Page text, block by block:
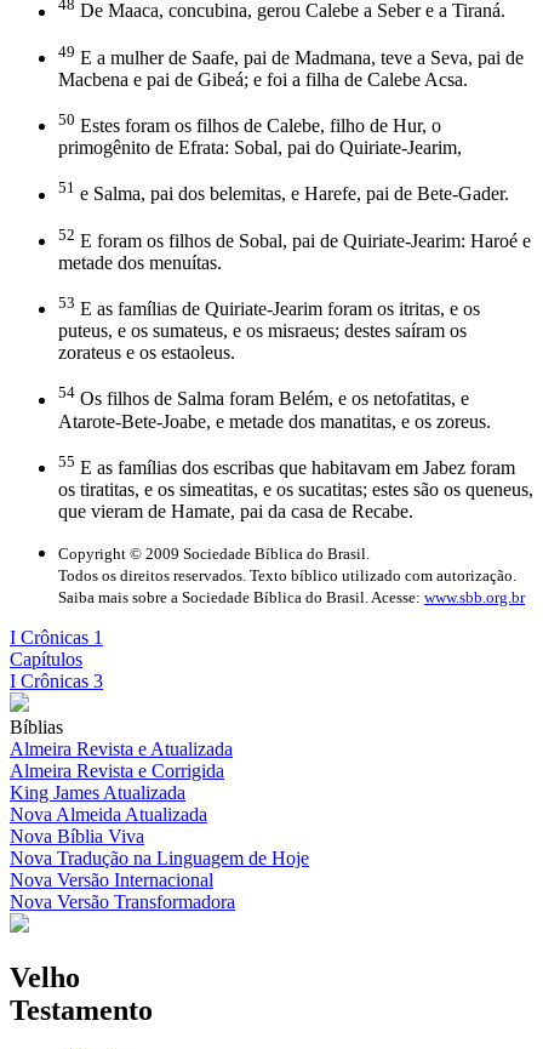
48 De Maaca, concubina, gerou Calebe a Seber e a Tiraná.
49 E a mulher de Saafe, pai de Madmana, teve a Seva, pai de
Macbena e pai de Gibeá; e foi a filha de Calebe Acsa.
50 Estes foram os filhos de Calebe, filho de Hur, o
primogênito de Efrata: Sobal, pai do Quiriate-Jearim,
51 e Salma, pai dos belemitas, e Harefe, pai de Bete-Gader.
52 E foram os filhos de Sobal, pai de Quiriate-Jearim: Haroé e
metade dos menuítas.
53 E as famílias de Quiriate-Jearim foram os itritas, e os
puteus, e os sumateus, e os misraeus; destes saíram os
zorateus e os estaoleus.
54 Os filhos de Salma foram Belém, e os netofatitas, e
Atarote-Bete-Joabe, e metade dos manatitas, e os zoreus.
55 E as famílias dos escribas que habitavam em Jabez foram
os tiratitas, e os simeatitas, e os sucatitas; estes são os queneus,
que vieram de Hamate, pai da casa de Recabe.
Copyright © 2009 Sociedade Bíblica do Brasil.
Todos os direitos reservados. Texto bíblico utilizado com autorização.
Saiba mais sobre a Sociedade Bíblica do Brasil. Acesse: www.sbb.org.br
I Crônicas 1
Capítulos
I Crônicas 3
Bíblias
Almeira Revista e Atualizada
Almeira Revista e Corrigida
King James Atualizada
Nova Almeida Atualizada
Nova Bíblia Viva
Nova Tradução na Linguagem de Hoje
Nova Versão Internacional
Nova Versão Transformadora
Velho
Testamento